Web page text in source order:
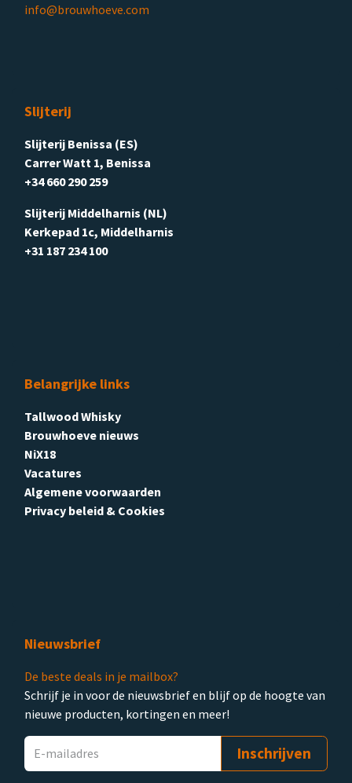
info@brouwhoeve.com
Slijterij
Slijterij Benissa (ES)
Carrer Watt 1, Benissa
+34 660 290 259
Slijterij Middelharnis (NL)
Kerkepad 1c, Middelharnis
+31 187 234 100
Belangrijke links
Tallwood Whisky
Brouwhoeve nieuws
NiX18
Vacatures
Algemene voorwaarden
Privacy beleid & Cookies
Nieuwsbrief
De beste deals in je mailbox?
Schrijf je in voor de nieuwsbrief en blijf op de hoogte van
nieuwe producten, kortingen en meer!
Inschrijven